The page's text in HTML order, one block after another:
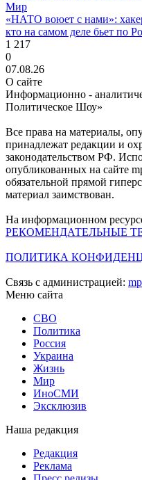
Мир
«НАТО воюет с нами»:
кто на самом деле бьет по
1 217
0
07.08.26
О сайте
Информационно -
Политическое Шоу»
Все права на материалы,
принадлежат редакции и
законодательством РФ.
опубликованных на сайте
обязательной прямой
материал заимствован.
На информационном
РЕКОМЕНДАТЕЛЬНЫЕ
ПОЛИТИКА
Связь с администрацией:
Меню сайта
СВО
Политика
Россия
Украина
Жизнь
Мир
ИноСМИ
Эксклюзив
Наша редакция
Редакция
Реклама